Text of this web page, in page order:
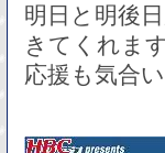
明日と明後
きてくれま
応援も気合